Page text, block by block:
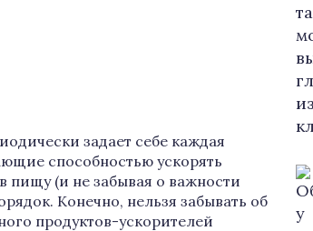
задает себе каждая
способностью ускорять
пищу (и не забывая о важности
Конечно, нельзя забывать об
продуктов-ускорителей